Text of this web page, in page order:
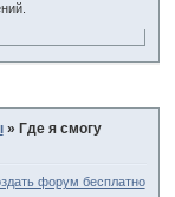
» Где я смогу
форум бесплатно